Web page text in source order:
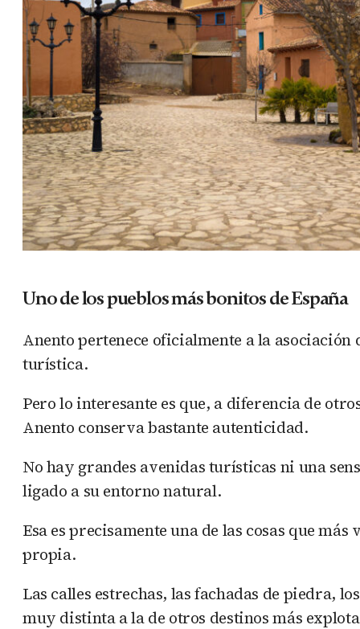
Uno de los pueblos más bonitos de España
Anento pertenece oficialmente a la asociación
turística.
Pero lo interesante es que, a diferencia de
Anento conserva bastante autenticidad.
No hay grandes avenidas turísticas ni una
ligado a su entorno natural.
Esa es precisamente una de las cosas que
propia.
Las calles estrechas, las fachadas de piedra,
muy distinta a la de otros destinos más